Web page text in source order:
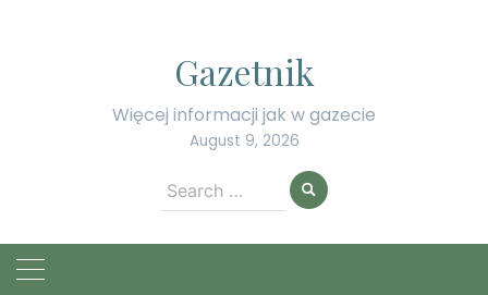
Gazetnik
Więcej informacji jak w gazecie
August 9, 2026
Search
for: